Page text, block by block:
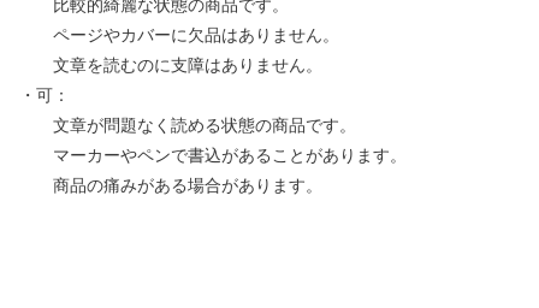
比較的綺麗な状態の商品です。
ページやカバーに欠品はありません。
文章を読むのに支障はありません。
・可：
文章が問題なく読める状態の商品です。
マーカーやペンで書込があることがあります。
商品の痛みがある場合があります。